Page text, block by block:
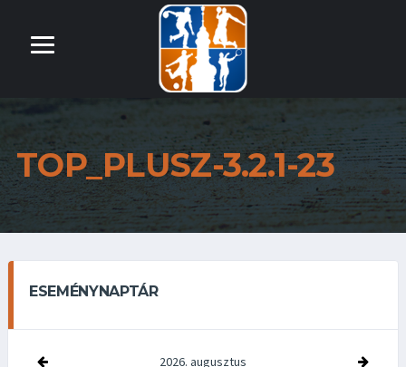
TOP_PLUSZ-3.2.1-23
ESEMÉNYNAPTÁR
2026. augusztus